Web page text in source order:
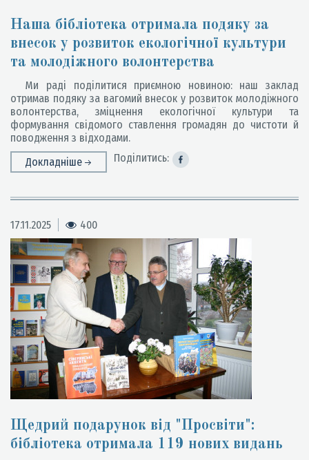
Наша бібліотека отримала подяку за
внесок у розвиток екологічної культури
та молодіжного волонтерства
Ми раді поділитися приємною новиною: наш заклад
отримав подяку за вагомий внесок у розвиток молодіжного
волонтерства, зміцнення екологічної культури та
формування свідомого ставлення громадян до чистоти й
поводження з відходами.
Докладніше
Поділитись:
17.11.2025 400
Щедрий подарунок від "Просвіти":
бібліотека отримала 119 нових видань